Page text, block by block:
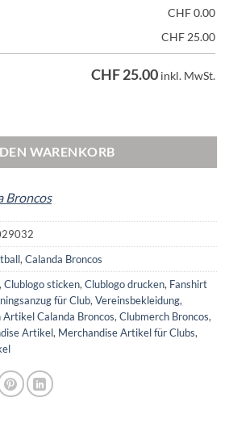
CHF0.00
CHF 25.00
CHF25.00 inkl. MwSt.
WARENKORB
Broncos
, Calanda Broncos
, Clublogo sticken, Clublogo drucken, Fanshirt
für Club, Vereinsbekleidung,
Artikel Calanda Broncos, Clubmerch Broncos,
Artikel, Merchandise Artikel für Clubs,